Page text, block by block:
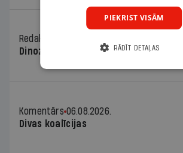
Redaktores sleja
Dinozaura triks
Komentārs 06.08.2026.
Divas koalīcijas
PIEKRIST VISĀM
RĀDĪT DETAĻAS